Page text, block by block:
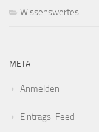
Wissenswertes
META
Anmelden
Eintrags-Feed